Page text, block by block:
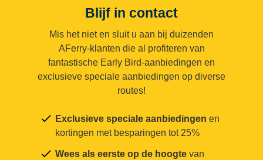
Blijf in contact
Mis het niet en sluit u aan bij duizenden
AFerry-klanten die al profiteren van
fantastische Early Bird-aanbiedingen en
exclusieve speciale aanbiedingen op diverse
routes!
Exclusieve speciale aanbiedingen en
kortingen met besparingen tot 25%
Wees als eerste op de hoogte van